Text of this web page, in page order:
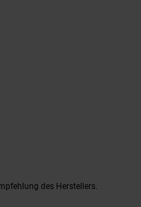
des Herstellers.